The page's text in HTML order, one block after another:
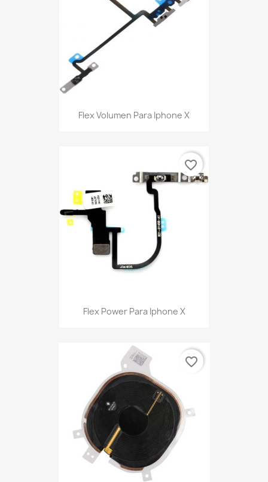
Flex Volumen Para Iphone X
Flex Power Para Iphone X
favorite_border
favorite_border